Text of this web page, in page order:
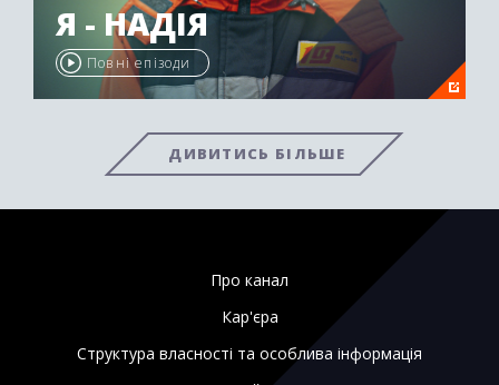
Я - НАДІЯ
Повні епізоди
ДИВИТИСЬ БІЛЬШЕ
Про канал
Кар'єра
Структура власності та особлива інформація